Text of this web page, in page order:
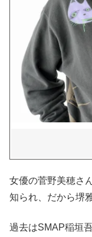
女優の菅野美穂さ
知られ、だから堺
過去はSMAP稲垣